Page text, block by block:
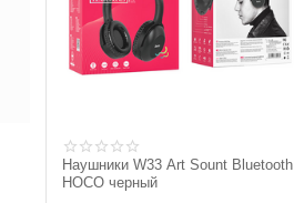
Наушники W33 Art Sount Bluetooth
HOCO черный